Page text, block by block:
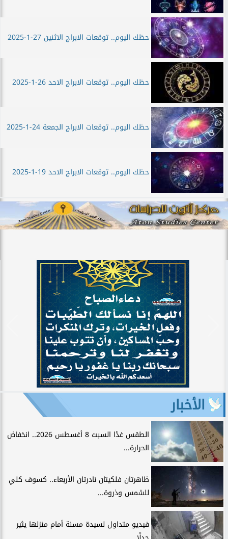
حظك اليوم.. توقعات الابراج الاثنين 27-1-2025
حظك اليوم.. توقعات الابراج الاحد 26-1-2025
حظك اليوم.. توقعات الابراج الجمعة 24-1-2025
حظك اليوم.. توقعات الابراج الاحد 19-1-2025
الأخبار
الطقس غدًا السبت 8 أغسطس 2026.. انخفاض
الحرارة...
ظاهرتان فلكيتان نادرتان الأربعاء.. كسوف كلي
للشمس وذروة...
فيديو متداول لسيدة مسنة أمام منزلها يثير